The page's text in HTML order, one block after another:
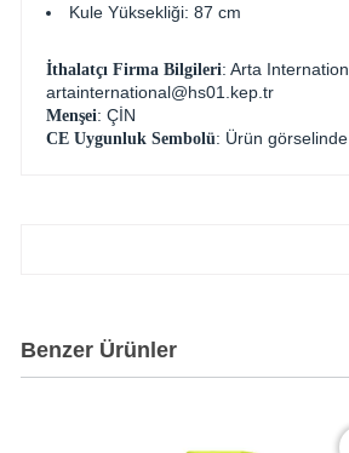
Kule Yüksekliği: 87 cm
İthalatçı Firma Bilgileri: Arta
artainternational@hs01.kep.tr
Menşei: ÇİN
CE Uygunluk Sembolü: Ürün
Benzer Ürünler